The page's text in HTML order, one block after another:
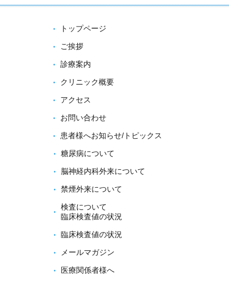
トップページ
ご挨拶
診療案内
クリニック概要
アクセス
お問い合わせ
患者様へお知らせ/トピックス
糖尿病について
脳神経内科外来について
禁煙外来について
検査について
臨床検査値の状況
臨床検査値の状況
メールマガジン
医療関係者様へ